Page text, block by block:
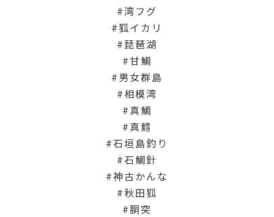
湾フグ
狐イカリ
琵琶湖
甘鯛
男女群島
相模湾
真鯛
真鱈
石垣島釣り
石鯛針
神古かんな
秋田狐
胴突